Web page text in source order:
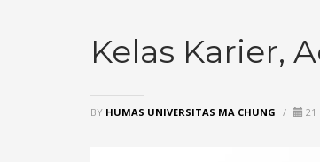
Kelas Karier,
BY HUMAS UNIVERSITAS MA CHUNG / 21